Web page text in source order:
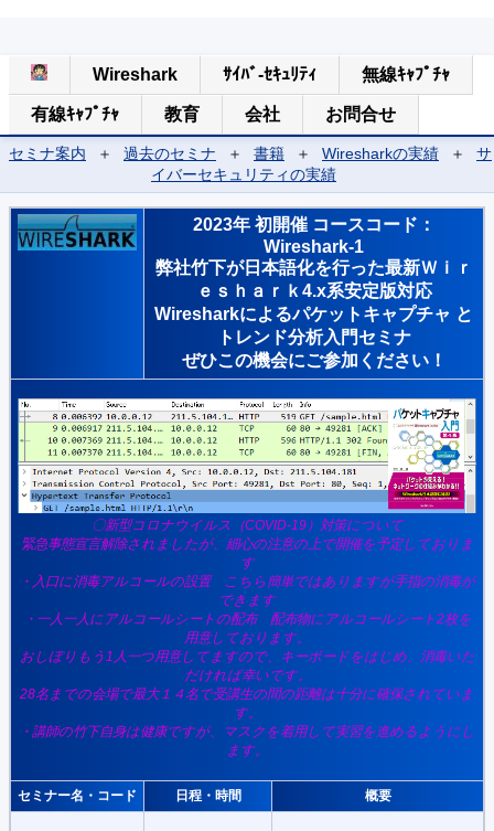
Wireshark ｻｲﾊﾞ-ｾｷｭﾘﾃｨ 無線ｷｬﾌﾟﾁｬ
有線ｷｬﾌﾟﾁｬ 教育 会社 お問合せ
セミナ案内 ＋ 過去のセミナ ＋ 書籍 ＋ Wiresharkの実績 ＋
サ
イバーセキュリティの実績
2023年 初開催 コースコード：
Wireshark-1
弊社竹下が日本語化を行った最新Ｗｉｒ
ｅｓｈａｒｋ4.x系安定版対応
Wiresharkによるパケットキャプチャ と
トレンド分析入門セミナ
ぜひこの機会にご参加ください！
〇新型コロナウイルス（COVID-19）対策について
緊急事態宣言解除されましたが、細心の注意の上で開催を予定しておりま
す
・入口に消毒アルコールの設置 こちら簡単ではありますが手指の消毒が
できます
・一人一人にアルコールシートの配布 配布物にアルコールシート2枚を
用意しております。
おしぼりもう1人一つ用意してますので、キーボードをはじめ、消毒いた
だければ幸いです。
28名までの会場で最大１４名で受講生の間の距離は十分に確保されていま
す。
・講師の竹下自身は健康ですが、マスクを着用して実習を進めるようにし
ます。
セミナー名・コード 日程・時間 概要